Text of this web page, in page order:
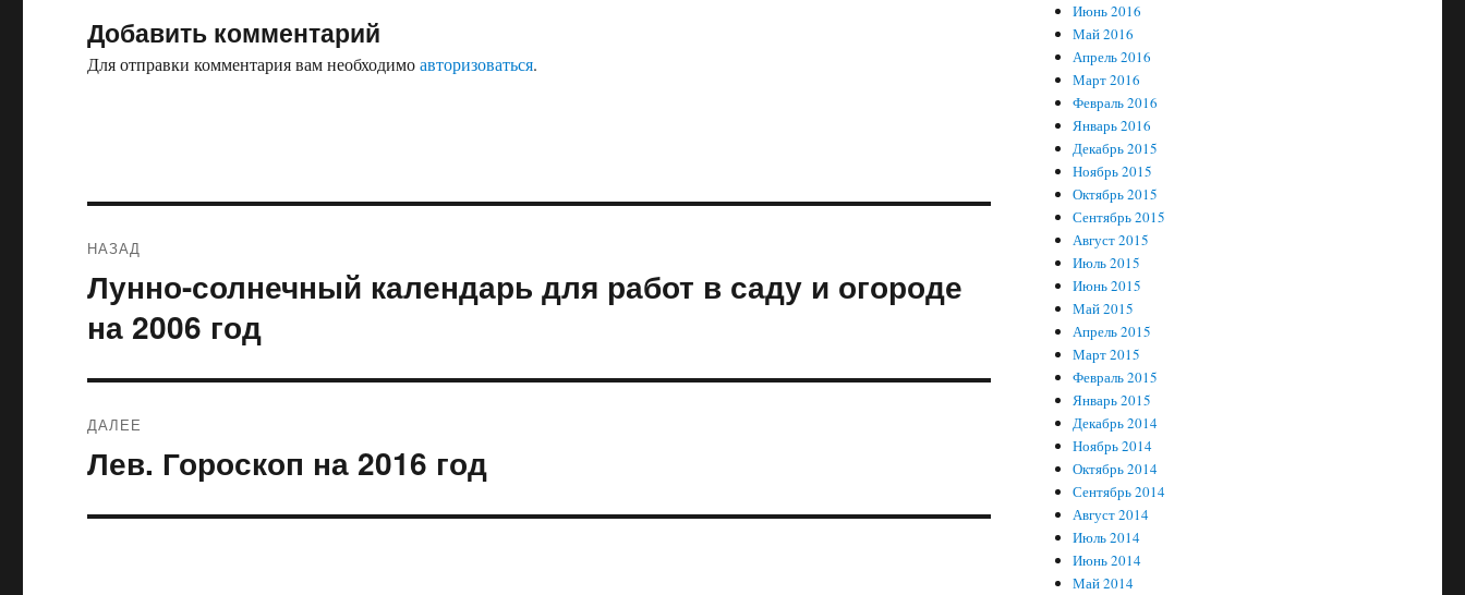
Добавить комментарий
Для отправки комментария вам необходимоавторизоваться.
по
записям
НАЗАД
Предыдущая
запись:
Лунно-солнечный календарь для работ в саду и огороде
на 2006 год
ДАЛЕЕ
Следующая
Лев. Гороскоп на 2016 год
Июнь 2016
Май 2016
Апрель 2016
Март 2016
Февраль 2016
Январь 2016
Декабрь 2015
Ноябрь 2015
Октябрь 2015
Сентябрь 2015
Август 2015
Июль 2015
Июнь 2015
Май 2015
Апрель 2015
Март 2015
Февраль 2015
Январь 2015
Декабрь 2014
Ноябрь 2014
Октябрь 2014
Сентябрь 2014
Август 2014
Июль 2014
Июнь 2014
Май 2014